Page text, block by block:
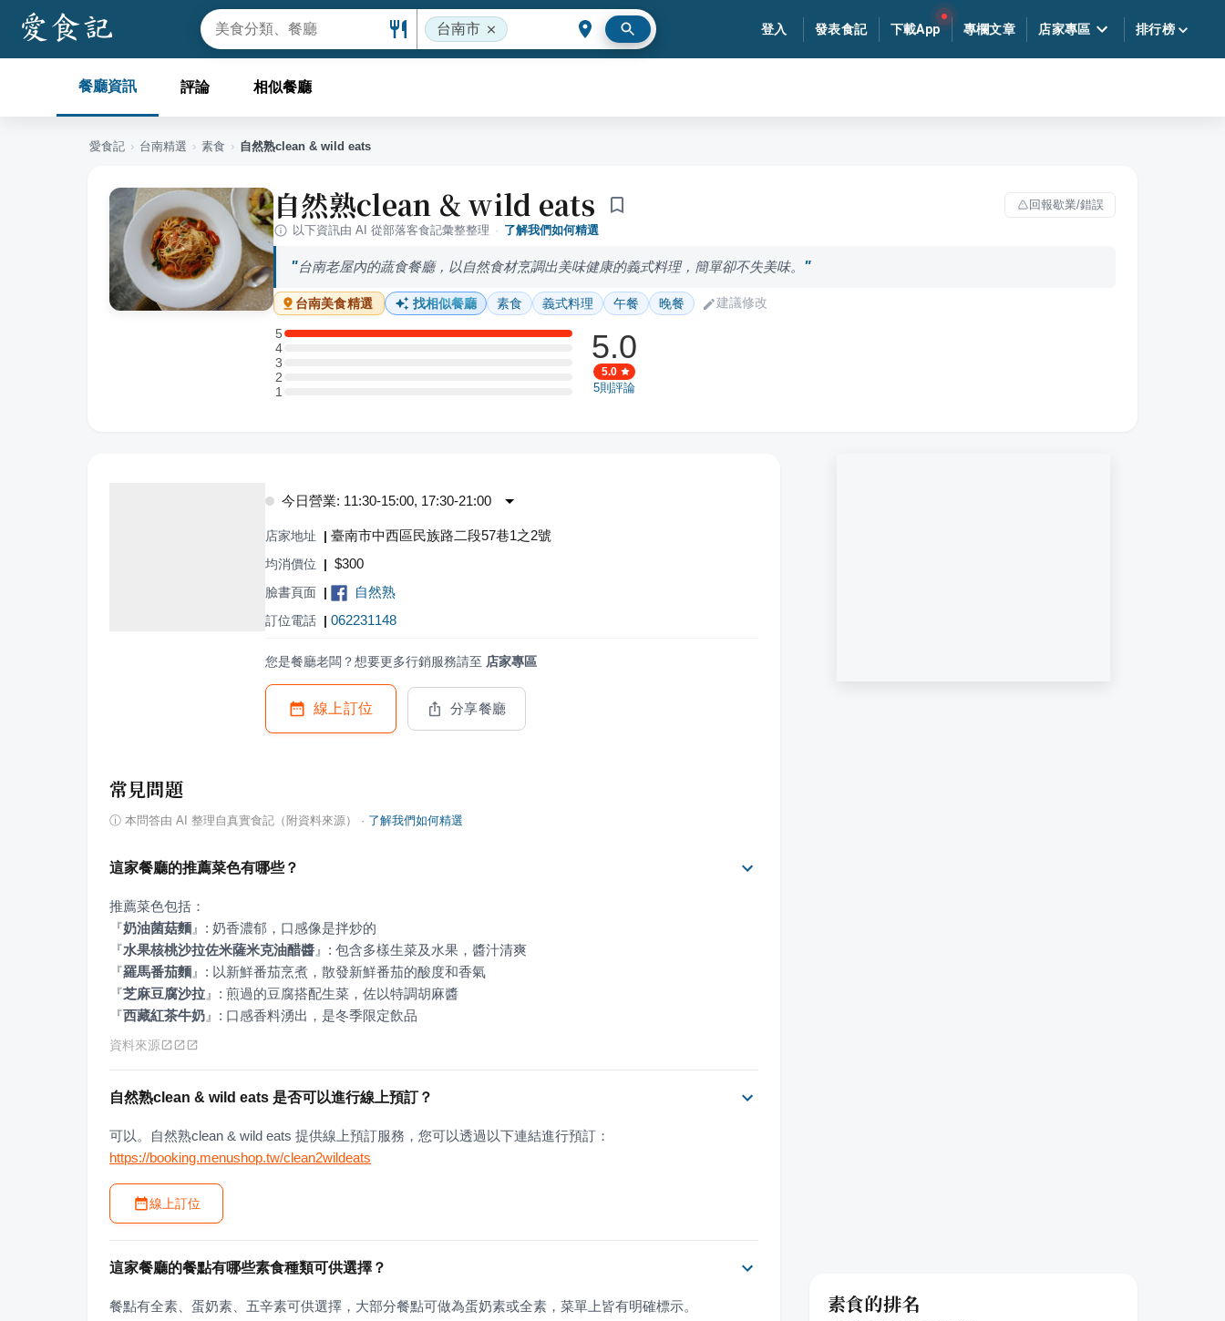
台南市 登入 發表食記 下載App 專欄文章 店家專區 排行榜
餐廳資訊 評論 相似餐廳
愛食記 › 台南精選 › 素食 › 自然熟clean & wild eats
自然熟clean & wild eats
回報歇業/錯誤
以下資訊由 AI 從部落客食記彙整整理 · 了解我們如何精選
台南老屋內的蔬食餐廳，以自然食材烹調出美味健康的義式料理，簡單卻不失美味。
台南美食精選 找相似餐廳 素食 義式料理 午餐 晚餐 建議修改
5
5 星：1 則評論
4
4 星：0 則評論
3
3 星：0 則評論
2
2 星：0 則評論
11 星：0 則評論
5.0
5.0
5則評論
今日營業: 11:30-15:00, 17:30-21:00
店家地址 | 臺南市中西區民族路二段57巷1之2號
均消價位 | $300
臉書頁面 | 自然熟
訂位電話 | 062231148
您是餐廳老闆？想要更多行銷服務請至 店家專區
線上訂位 分享餐廳
常見問題
ⓘ 本問答由 AI 整理自真實食記（附資料來源） · 了解我們如何精選
這家餐廳的推薦菜色有哪些？
『奶油菌菇麵 』
『水果核桃沙拉佐米薩米克油醋醬 』
『羅馬番茄麵 』
『芝麻豆腐沙拉 』
『西藏紅茶牛奶 』 : 口感香料湧出，是冬季限定飲品
資料來源
自然熟clean & wild eats 是否可以進行線上預訂？
可以。自然熟clean & wild eats 提供線上預訂服務，您可以透過以下連結進行預訂：
https://booking.menushop.tw/clean2wildeats
線上訂位
這家餐廳的餐點有哪些素食種類可供選擇？
餐點有全素、蛋奶素、五辛素可供選擇，大部分餐點可做為蛋奶素或全素，菜單上皆有明確標示。 素食的排名